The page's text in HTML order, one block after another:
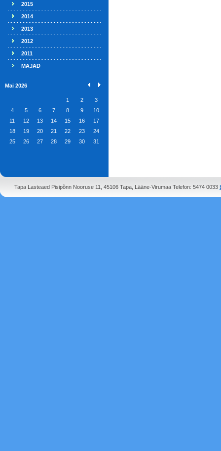
2015
2014
2013
2012
2011
MAJAD
Mai 2026
1 2
3
4
5 6 7 8 9
10
11
12 13 14 15 16
17
18
19 20 21 22 23
24
25
26 27 28 29 30 31
Tapa Lasteaed Pisipõnn Nooruse 11, 45106 Tapa, Lääne-Virumaa Telefon: 5474 0033